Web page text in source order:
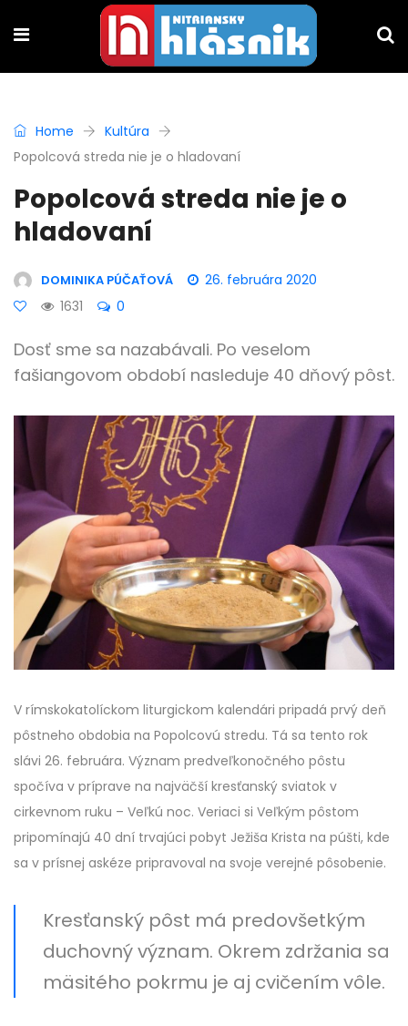
Home
Kultúra
Popolcová streda nie je o hladovaní
Popolcová streda nie je o
hladovaní
DOMINIKA PÚČAŤOVÁ
26. februára 2020
1631
0
Dosť sme sa nazabávali. Po veselom
fašiangovom období nasleduje 40 dňový pôst.
V rímskokatolíckom liturgickom kalendári pripadá prvý deň
pôstneho obdobia na Popolcovú stredu. Tá sa tento rok
slávi 26. februára. Význam predveľkonočného pôstu
spočíva v príprave na najväčší kresťanský sviatok v
cirkevnom ruku – Veľkú noc. Veriaci si Veľkým pôstom
pripomínajú 40 dní trvajúci pobyt Ježiša Krista na púšti, kde
sa v prísnej askéze pripravoval na svoje verejné pôsobenie.
Kresťanský pôst má predovšetkým
duchovný význam. Okrem zdržania sa
mäsitého pokrmu je aj cvičením vôle.